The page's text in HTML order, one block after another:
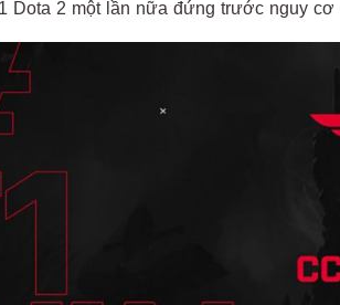
Dota 2 một lần nữa đứng trước nguy